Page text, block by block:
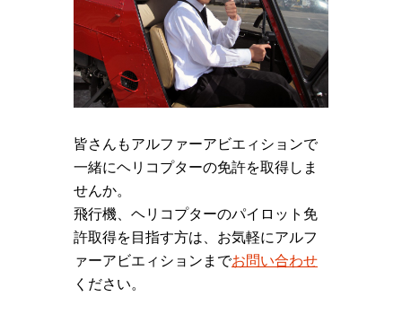
皆さんもアルファーアビエィションで
一緒にヘリコプターの免許を取得しま
せんか。
飛行機、ヘリコプターのパイロット免
許取得を目指す方は、お気軽にアルフ
ァーアビエィションまでお問い合わせ
ください。